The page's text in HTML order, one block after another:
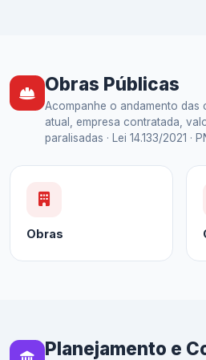
Obras Públicas
Acompanhe o andamento
atual, empresa contratada,
paralisadas · Lei 14.133/2021 ·
Obras
Planejamento e